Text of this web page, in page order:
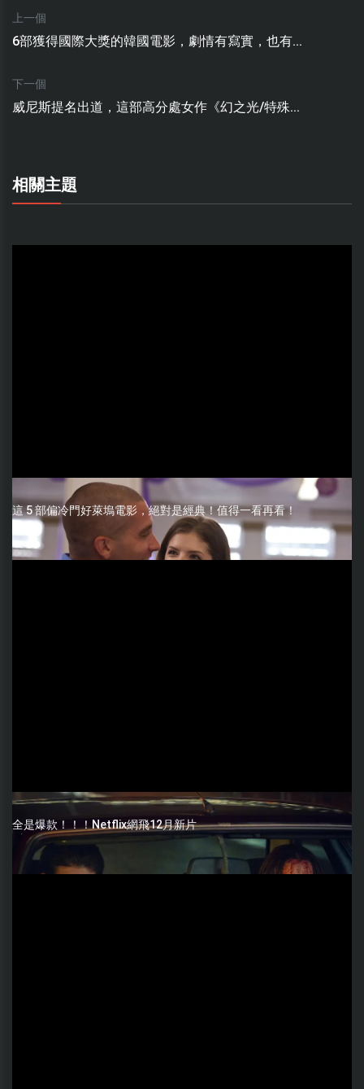
上一個
6部獲得國際大獎的韓國電影，劇情有寫實，也有...
下一個
威尼斯提名出道，這部高分處女作《幻之光/特殊...
相關主題
這 5 部偏冷門好萊塢電影，絕對是經典！值得一看再看！
全是爆款！！！Netflix網飛12月新片